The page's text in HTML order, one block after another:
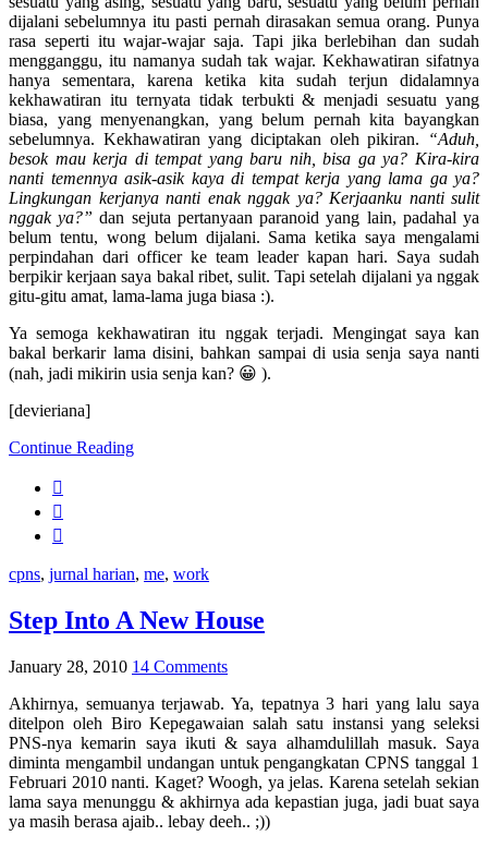
dijalani sebelumnya itu pasti pernah dirasakan semua orang. Punya
rasa seperti itu wajar-wajar saja. Tapi jika berlebihan dan sudah
mengganggu, itu namanya sudah tak wajar. Kekhawatiran sifatnya
hanya sementara, karena ketika kita sudah terjun didalamnya
kekhawatiran itu ternyata tidak terbukti & menjadi sesuatu yang
biasa, yang menyenangkan, yang belum pernah kita bayangkan
sebelumnya. Kekhawatiran yang diciptakan oleh pikiran. “Aduh,
besok mau kerja di tempat yang baru nih, bisa ga ya? Kira-kira
nanti temennya asik-asik kaya di tempat kerja yang lama ga ya?
Lingkungan kerjanya nanti enak nggak ya? Kerjaanku nanti sulit
nggak ya?”dan sejuta pertanyaan paranoid yang lain, padahal ya
belum tentu, wong belum dijalani. Sama ketika saya mengalami
perpindahan dari officer ke team leader kapan hari. Saya sudah
berpikir kerjaan saya bakal ribet, sulit. Tapi setelah dijalani ya nggak
gitu-gitu amat, lama-lama juga biasa :).
Ya semoga kekhawatiran itu nggak terjadi. Mengingat saya kan
bakal berkarir lama disini, bahkan sampai di usia senja saya nanti
(nah, jadi mikirin usia senja kan? 😀 ).
[devieriana]
Continue Reading
cpns, jurnal harian, me, work
Step Into A New House
January 28, 2010 14 Comments
Akhirnya, semuanya terjawab. Ya, tepatnya 3 hari yang lalu saya
ditelpon oleh Biro Kepegawaian salah satu instansi yang seleksi
PNS-nya kemarin saya ikuti & saya alhamdulillah masuk. Saya
diminta mengambil undangan untuk pengangkatan CPNS tanggal 1
Februari 2010 nanti. Kaget? Woogh, ya jelas. Karena setelah sekian
lama saya menunggu & akhirnya ada kepastian juga, jadi buat saya
ya masih berasa ajaib.. lebay deeh.. ;))